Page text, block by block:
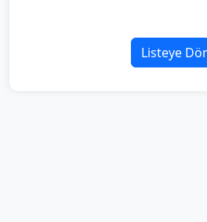
Listeye